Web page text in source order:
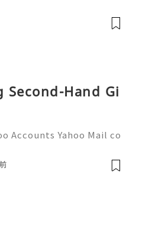
信套餐）。长期多国移动办
，一次收货长期使用，
Hand Gi
Accounts Yahoo Mail co
and online a